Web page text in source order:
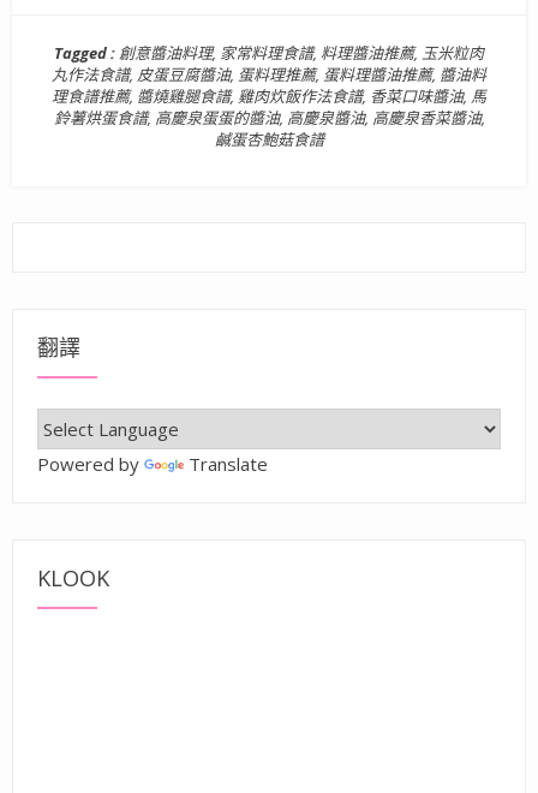
Tagged :創意醬油料理, 家常料理食譜, 料理醬油推薦, 玉米粒肉
丸作法食譜, 皮蛋豆腐醬油, 蛋料理推薦, 蛋料理醬油推薦, 醬油料
理食譜推薦, 醬燒雞腿食譜, 雞肉炊飯作法食譜, 香菜口味醬油, 馬
鈴薯烘蛋食譜, 高慶泉蛋蛋的醬油, 高慶泉醬油, 高慶泉香菜醬油,
鹹蛋杏鮑菇食譜
翻譯
Powered by Translate
KLOOK